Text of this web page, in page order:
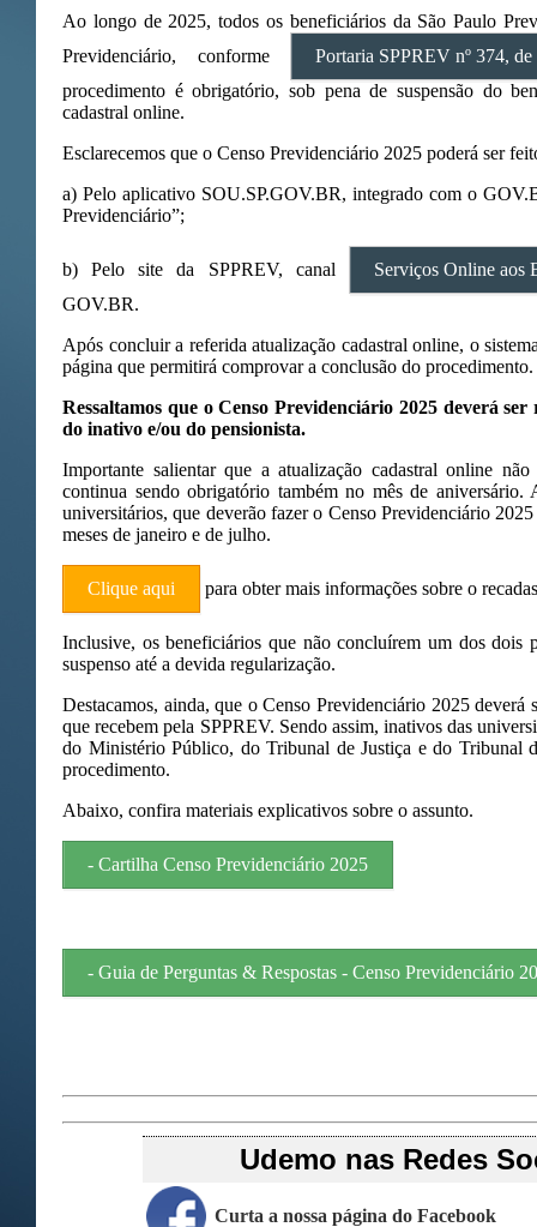
Ao longo de 2025, todos os beneficiários da São Paulo
Previdenciário, conforme
Portaria SPPREV nº 374,
procedimento é obrigatório, sob pena de suspensão do
cadastral online.
Esclarecemos que o Censo Previdenciário 2025 poderá ser
a) Pelo aplicativo SOU.SP.GOV.BR, integrado com o
Previdenciário”;
b) Pelo site da SPPREV, canal
Serviços Online aos
GOV.BR.
Após concluir a referida atualização cadastral online, o
página que permitirá comprovar a conclusão do procedimento.
Ressaltamos que o Censo Previdenciário 2025 deverá
do inativo e/ou do pensionista.
Importante salientar que a atualização cadastral online
continua sendo obrigatório também no mês de aniversário.
universitários, que deverão fazer o Censo Previdenciário
meses de janeiro e de julho.
Clique aqui para obter mais informações sobre o
Inclusive, os beneficiários que não concluírem um dos dois
suspenso até a devida regularização.
Destacamos, ainda, que o Censo Previdenciário 2025 deverá
que recebem pela SPPREV. Sendo assim, inativos das
do Ministério Público, do Tribunal de Justiça e do Tribunal
procedimento.
Abaixo, confira materiais explicativos sobre o assunto.
- Cartilha Censo Previdenciário 2025
- Guia de Perguntas & Respostas - Censo Previdenciário
Udemo nas Redes
Curta a nossa página do Facebook